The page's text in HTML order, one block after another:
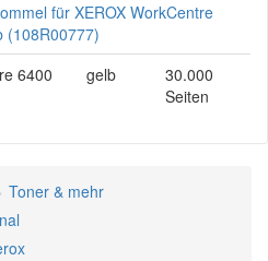
für XEROX WorkCentre
(108R00777)
6400
gelb
30.000
Seiten
Toner & mehr